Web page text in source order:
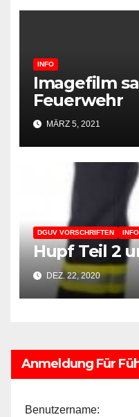
INFO
Imagefilm
Feuerwehr
MÄRZ 5, 2021
DGUV VORSCHRIFTEN INFO
Hupf Teil 2
DEZ. 22, 2020
Anmeldung Für
Benutzername: